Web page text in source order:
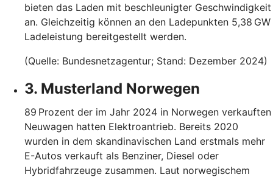
bieten das Laden mit beschleunigter Geschwindigkeit
an. Gleichzeitig können an den Ladepunkten 5,38 GW
Ladeleistung bereitgestellt werden.
(Quelle: Bundesnetzagentur; Stand: Dezember 2024)
3. Musterland Norwegen
89 Prozent der im Jahr 2024 in Norwegen verkauften
Neuwagen hatten Elektroantrieb. Bereits 2020
wurden in dem skandinavischen Land erstmals mehr
E-Autos verkauft als Benziner, Diesel oder
Hybridfahrzeuge zusammen. Laut norwegischem